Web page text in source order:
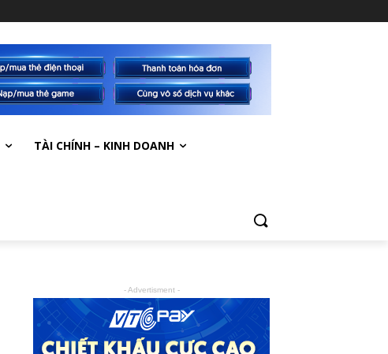
TÀI CHÍNH – KINH DOANH
- Advertisment -